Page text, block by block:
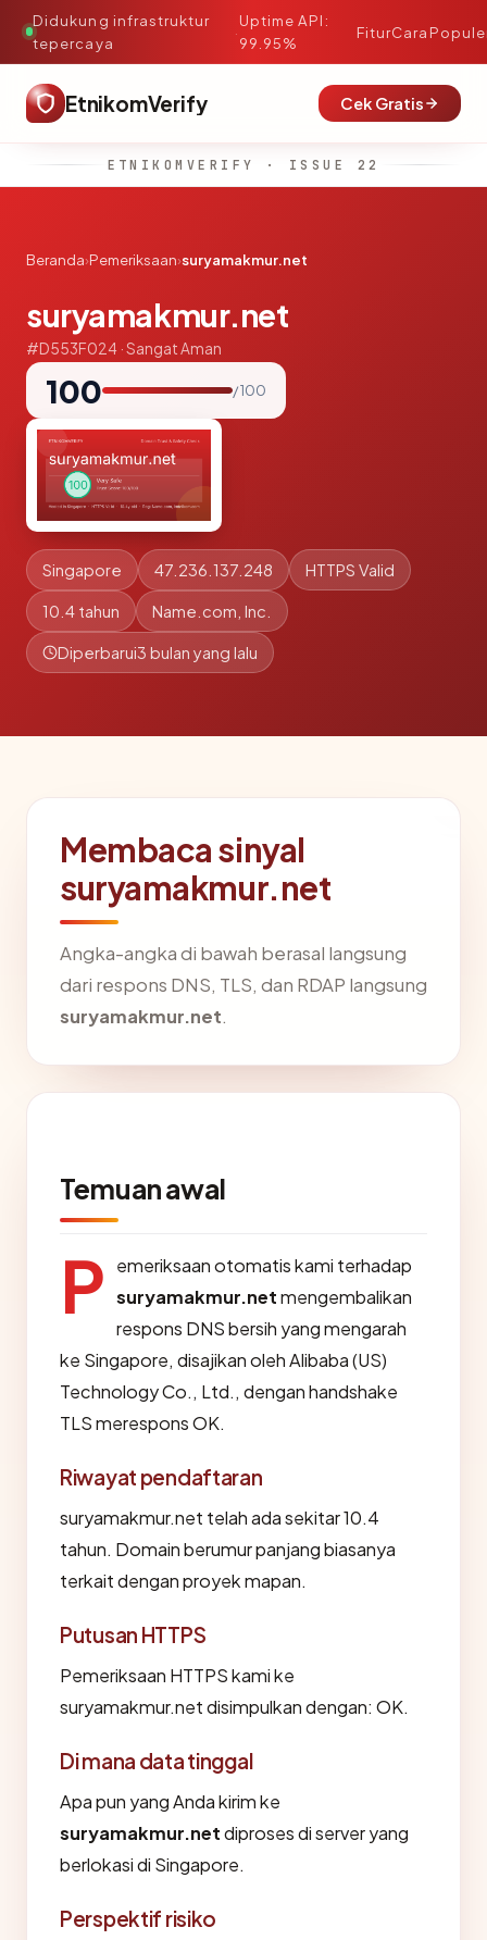
Didukung infrastruktur
tepercaya
·
Uptime API:
99.95%
FiturCara
EtnikomVerify Cek Gratis
ETNIKOMVERIFY · ISSUE 22
Beranda›Pemeriksaan›suryamakmur.net
suryamakmur.net
#D553F024 · Sangat Aman
100 / 100
Singapore 47.236.137.248 HTTPS Valid
10.4 tahun Name.com, Inc.
Diperbarui3 bulan yang lalu
Membaca sinyal
suryamakmur.net
Angka-angka di bawah berasal langsung
dari respons DNS, TLS, dan RDAP langsung
suryamakmur.net.
Temuan awal
P
emeriksaan otomatis kami terhadap
suryamakmur.netmengembalikan
respons DNS bersih yang mengarah
ke Singapore, disajikan oleh Alibaba (US)
Technology Co., Ltd., dengan handshake
TLS merespons OK.
Riwayat pendaftaran
suryamakmur.net telah ada sekitar 10.4
tahun. Domain berumur panjang biasanya
terkait dengan proyek mapan.
Putusan HTTPS
Pemeriksaan HTTPS kami ke
suryamakmur.net disimpulkan dengan: OK.
Di mana data tinggal
Apa pun yang Anda kirim ke
suryamakmur.netdiproses di server yang
berlokasi di Singapore.
Perspektif risiko